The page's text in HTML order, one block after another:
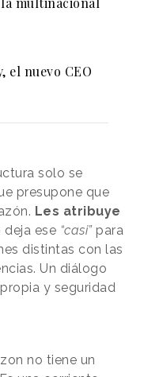
el nuevo CEO
solo se
presupone que
Les atribuye
deja ese “casi”para
distintas con las
Un diálogo
y seguridad
no tiene un